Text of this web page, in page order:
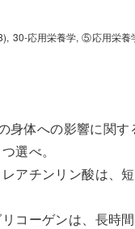
30-応用栄養学 ⑤応用栄養
体への影響に関す
選べ。
レアチンリン酸は、
リコーゲンは、長時